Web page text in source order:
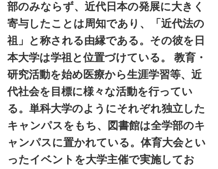
部のみならず、近代日本の発展に大きく
寄与したことは周知であり、「近代法の
祖」と称される由縁である。その彼を日
本大学は学祖と位置づけている。 教育・
研究活動を始め医療から生涯学習等、近
代社会を目標に様々な活動を行ってい
る。単科大学のようにそれぞれ独立した
キャンパスをもち、図書館は全学部のキ
ャンパスに置かれている。体育大会とい
ったイベントを大学主催で実施してお